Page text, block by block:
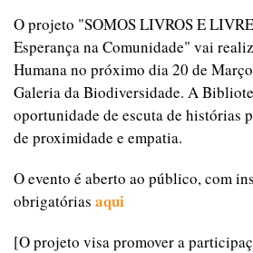
O projeto "SOMOS LIVROS E
Esperança na Comunidade" vai
Humana no próximo dia 20 de
Galeria da Biodiversidade. A
oportunidade de escuta de histórias
de proximidade e empatia.
O evento é aberto ao público, com
obrigatórias aqui
[O projeto visa promover a